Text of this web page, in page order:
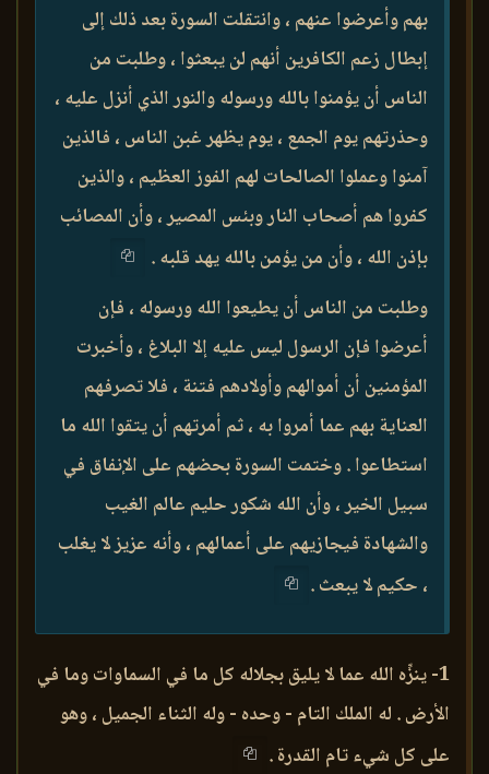
بهم وأعرضوا عنهم ، وانتقلت السورة بعد ذلك إلى
إبطال زعم الكافرين أنهم لن يبعثوا ، وطلبت من
الناس أن يؤمنوا بالله ورسوله والنور الذي أنزل عليه ،
وحذرتهم يوم الجمع ، يوم يظهر غبن الناس ، فالذين
آمنوا وعملوا الصالحات لهم الفوز العظيم ، والذين
كفروا هم أصحاب النار وبئس المصير ، وأن المصائب
بإذن الله ، وأن من يؤمن بالله يهد قلبه .
وطلبت من الناس أن يطيعوا الله ورسوله ، فإن
أعرضوا فإن الرسول ليس عليه إلا البلاغ ، وأخبرت
المؤمنين أن أموالهم وأولادهم فتنة ، فلا تصرفهم
العناية بهم عما أمروا به ، ثم أمرتهم أن يتقوا الله ما
استطاعوا . وختمت السورة بحضهم على الإنفاق في
سبيل الخير ، وأن الله شكور حليم عالم الغيب
والشهادة فيجازيهم على أعمالهم ، وأنه عزيز لا يغلب
، حكيم لا يبعث .
1- ينزِّه الله عما لا يليق بجلاله كل ما في السماوات وما في
الأرض . له الملك التام - وحده - وله الثناء الجميل ، وهو
على كل شيء تام القدرة .